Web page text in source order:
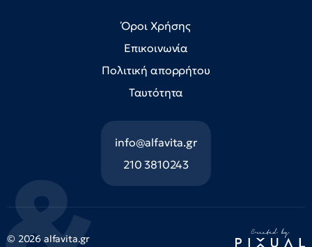
Όροι Χρήσης
Επικοινωνία
Πολιτική απορρήτου
Ταυτότητα
info@alfavita.gr
210 3810243
© 2026 alfavita.gr